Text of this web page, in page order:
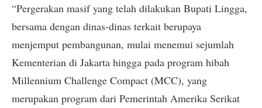
“Pergerakan masif yang telah dilakukan Bupati Lingga,
bersama dengan dinas-dinas terkait berupaya
menjemput pembangunan, mulai menemui sejumlah
Kementerian di Jakarta hingga pada program hibah
Millennium Challenge Compact (MCC), yang
merupakan program dari Pemerintah Amerika Serikat